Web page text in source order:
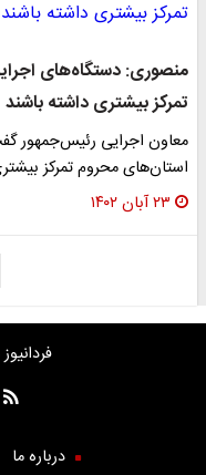
منصوری: دستگاه‌های
تمرکز بیشتری داشته باشند
معاون اجرایی رئیس‌جمهور
استان‌های محروم تمرکز
۲۳ آبان ۱۴۰۲
درباره ما